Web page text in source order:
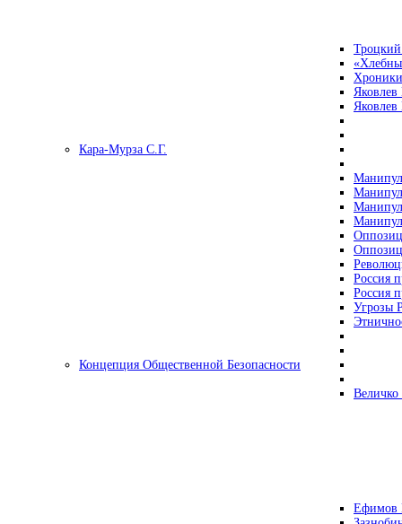
Кара-Мурза С.Г.
Россия
Россия
Угрозы
Концепция Общественной Безопасности
Ефимов